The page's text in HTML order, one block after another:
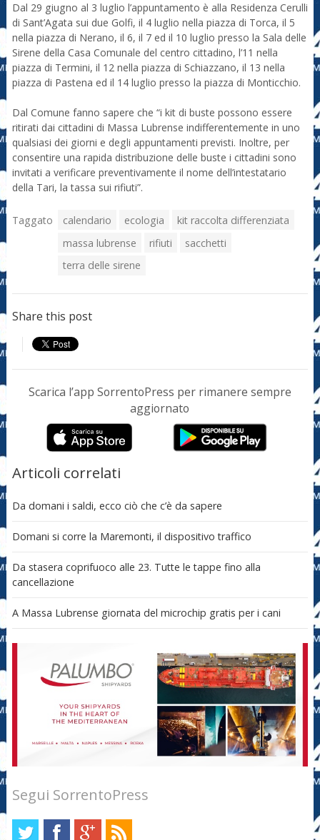
Dal 29 giugno al 3 luglio l’appuntamento è alla Residenza Cerulli
di Sant’Agata sui due Golfi, il 4 luglio nella piazza di Torca, il 5
nella piazza di Nerano, il 6, il 7 ed il 10 luglio presso la Sala delle
Sirene della Casa Comunale del centro cittadino, l’11 nella
piazza di Termini, il 12 nella piazza di Schiazzano, il 13 nella
piazza di Pastena ed il 14 luglio presso la piazza di Monticchio.
Dal Comune fanno sapere che “i kit di buste possono essere
ritirati dai cittadini di Massa Lubrense indifferentemente in uno
qualsiasi dei giorni e degli appuntamenti previsti. Inoltre, per
consentire una rapida distribuzione delle buste i cittadini sono
invitati a verificare preventivamente il nome dell’intestatario
della Tari, la tassa sui rifiuti”.
Taggato calendario ecologia
kit raccolta differenziata
massa lubrense
rifiuti
sacchetti
terra delle sirene
Share this post
Scarica l’app SorrentoPress per rimanere sempre
aggiornato
Articoli correlati
Da domani i saldi, ecco ciò che c’è da sapere
Domani si corre la Maremonti, il dispositivo traffico
Da stasera coprifuoco alle 23. Tutte le tappe fino alla
cancellazione
A Massa Lubrense giornata del microchip gratis per i cani
Segui SorrentoPress